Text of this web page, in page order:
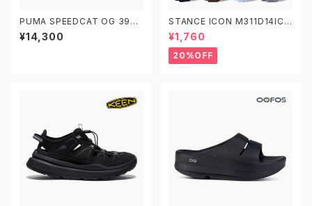
PUMA SPEEDCAT OG 3988
46-01 プーマ スピードキャット
OG 黒
¥14,300
STANCE ICON M311D14ICO
スタンス アイコン ソックス 靴下
¥1,760
20%OFF